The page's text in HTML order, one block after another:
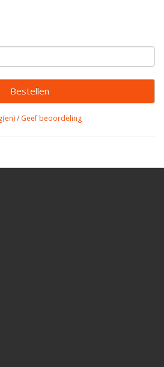
Bestellen
/ Geef beoordeling